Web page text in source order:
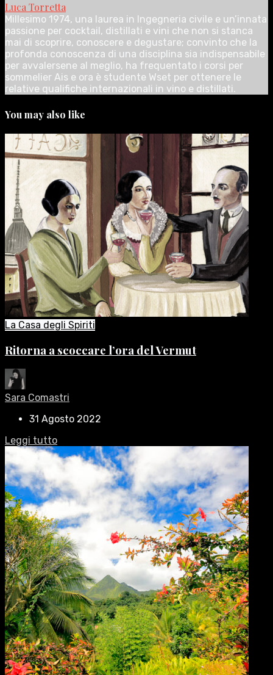
Luca Torretta
Millesimo 1974, una laurea in Ingegneria civile e un’innata
passione per cocktail, distillati e vini che non si stanca
mai di scoprire, conoscere e degustare; convinto che la
profonda conoscenza di una disciplina sia indispensabile
per avvalersene al meglio, ha frequentato i corsi per
sommelier Ais e ora è studente Wset per ottenere le
relative qualifiche internazionali in vino e distillati.
You may also like
La Casa degli Spiriti
Ritorna a scoccare l’ora del Vermut
Sara Comastri
31 Agosto 2022
Leggi tutto